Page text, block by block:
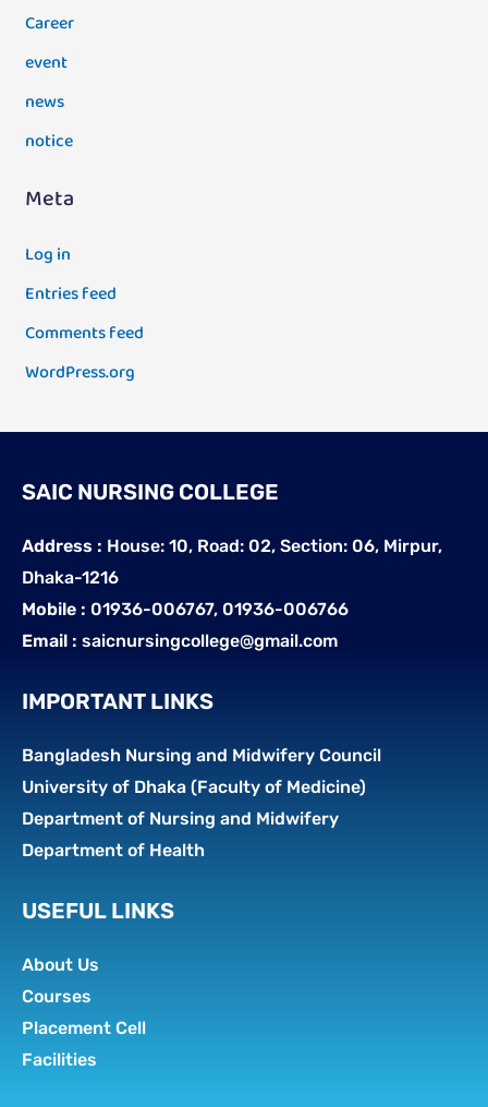
Career
event
news
notice
Meta
Log in
Entries feed
Comments feed
WordPress.org
SAIC NURSING COLLEGE
Address : House: 10, Road: 02, Section: 06, Mirpur,
Dhaka-1216
Mobile : 01936-006767, 01936-006766
Email : saicnursingcollege@gmail.com
IMPORTANT LINKS
Bangladesh Nursing and Midwifery Council
University of Dhaka (Faculty of Medicine)
Department of Nursing and Midwifery
Department of Health
USEFUL LINKS
About Us
Courses
Placement Cell
Facilities